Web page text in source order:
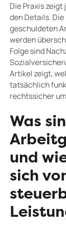
Die Praxis
den Details.
geschuldeten
werden
Folge sind
Artikel zeigt,
tatsächlich
rechtssicher
Was
und
sich